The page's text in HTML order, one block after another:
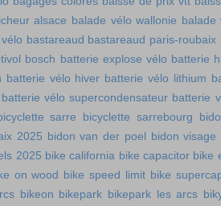
alsace balade vélo wallonie balade
bastareaud bastareaud paris-roubaix
bosch batterie explose vélo batterie
batterie vélo hiver batterie vélo lithium
batterie vélo supercondensateur batterie
sarre bicyclette sarrebourg
2025 bidon van der poel bidon visage
2025 bike california bike capacitor bike
on wood bike speed limit bike
bikeon bikepark bikepark les arcs